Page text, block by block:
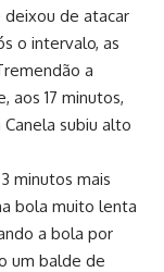
de atacar
o intervalo, as
a
aos 17 minutos,
subiu alto
minutos mais
bola muito lenta
a bola por
um balde de